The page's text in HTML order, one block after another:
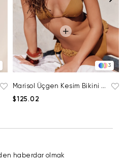
3
Marisol Üçgen Kesim Bikini Üstü
$125.02
haberdar olmak